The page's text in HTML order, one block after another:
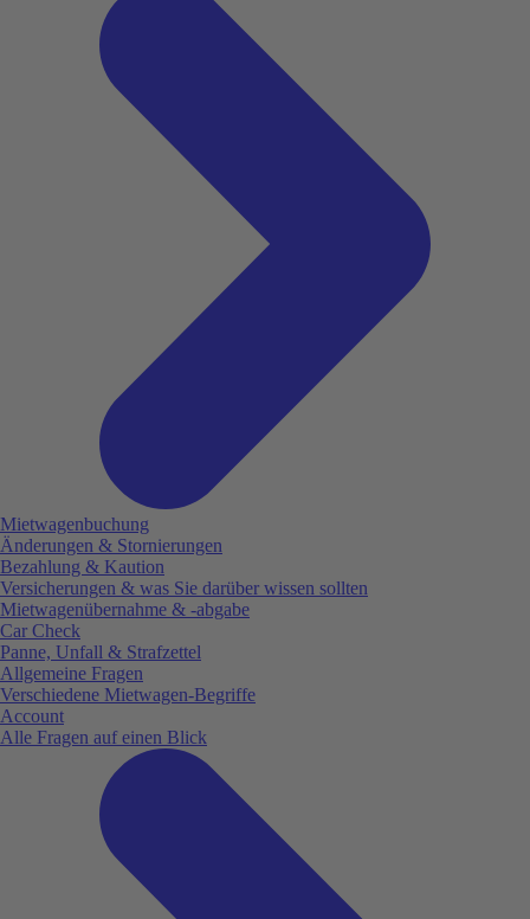
Mietwagenbuchung
Änderungen & Stornierungen
Bezahlung & Kaution
Versicherungen & was Sie darüber wissen sollten
Mietwagenübernahme & -abgabe
Car Check
Panne, Unfall & Strafzettel
Allgemeine Fragen
Verschiedene Mietwagen-Begriffe
Account
Alle Fragen auf einen Blick